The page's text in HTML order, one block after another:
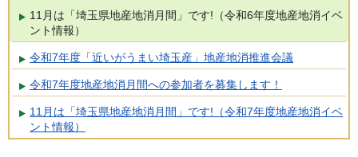
11月は「埼玉県地産地消月間」です!（令和6年度地産地消イベ
ント情報）
令和7年度「近いがうまい埼玉産」地産地消推進会議
令和7年度地産地消月間への参加者を募集します！
11月は「埼玉県地産地消月間」です!（令和7年度地産地消イベ
ント情報）